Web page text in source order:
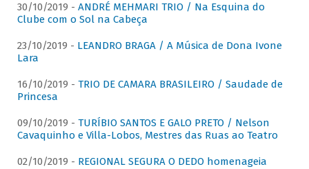
30/10/2019 - ANDRÉ MEHMARI TRIO / Na Esquina do
Clube com o Sol na Cabeça
23/10/2019 - LEANDRO BRAGA / A Música de Dona Ivone
Lara
16/10/2019 - TRIO DE CAMARA BRASILEIRO / Saudade de
Princesa
09/10/2019 - TURÍBIO SANTOS E GALO PRETO / Nelson
Cavaquinho e Villa-Lobos, Mestres das Ruas ao Teatro
02/10/2019 - REGIONAL SEGURA O DEDO homenageia